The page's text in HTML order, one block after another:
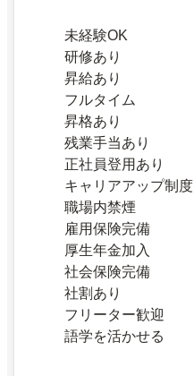
未経験OK
研修あり
昇給あり
フルタイム
昇格あり
残業手当あり
正社員登用あり
キャリアアップ制度
職場内禁煙
雇用保険完備
厚生年金加入
社会保険完備
社割あり
フリーター歓迎
語学を活かせる